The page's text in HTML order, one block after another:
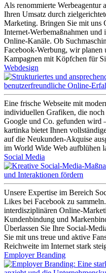
Als renommierte
Ihren Umsatz durch
Marketing. Bringen Sie mit uns
Internet-Werbemaßnahmen
Online-Kanäle. Ob
Facebook-Werbung, wir
Kampagnen mit Köpfchen für
Webdesign
Eine frische Webseite mit
individuellen Grafiken, die
Google und Co. gefunden wird
kartinka bietet Ihnen
auf die Neukunden-Akquise
im World Wide Web aufblühen
Social Media
Unsere Expertise im Bereich
Likes bei Facebook zu
interdisziplinären Online-
Kundenbindung und
Überlassen Sie Ihre Social-
Sie mit uns treue und aktive
Reichweite im Internet stark
Employer Branding